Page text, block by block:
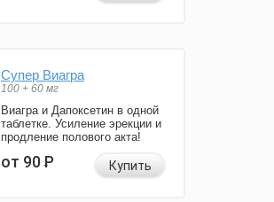
Супер Виагра
100 + 60 мг
Виагра и Дапоксетин в одной
таблетке. Усиление эрекции и
продление полового акта!
от 90Р Купить